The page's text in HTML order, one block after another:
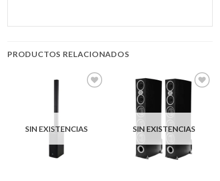
PRODUCTOS RELACIONADOS
lista de
deseos
SIN EXISTENCIAS
Añadir
lista de
deseos
SIN EXISTENCIAS